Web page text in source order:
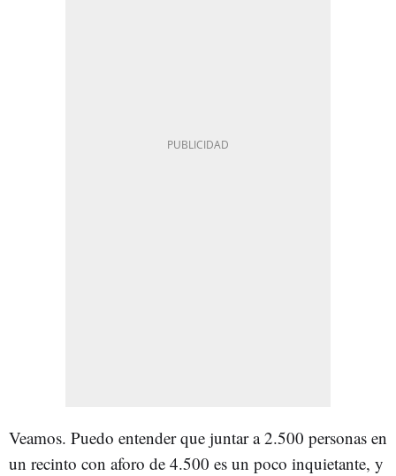
Veamos. Puedo entender que juntar a 2.500 personas en
un recinto con aforo de 4.500 es un poco inquietante, y